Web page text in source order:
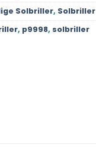
Solbriller, Solbriller
, p9998, solbriller